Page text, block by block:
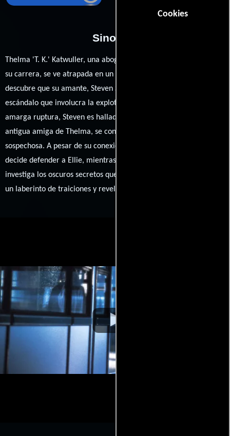
Cookies
Sinopsis
Thelma 'T. K.' Katwuller, una abogada de Los Ángeles dedicada a
su carrera, se ve atrapada en un torbellino emocional cuando
descubre que su amante, Steven Seldes, está implicado en un
escándalo que involucra la explotación de menores. Tras una
amarga ruptura, Steven es hallado muerto y su esposa, Ellie,
antigua amiga de Thelma, se convierte en la principal
sospechosa. A pesar de su conexión personal con el caso, Thelma
decide defender a Ellie, mientras el detective George Beutel
investiga los oscuros secretos que rodean el crimen, llevándola a
un laberinto de traiciones y revelaciones inesperadas.